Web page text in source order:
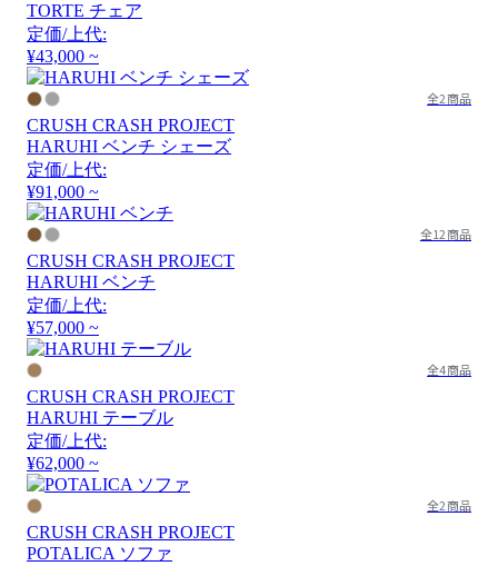
TORTE チェア
定価/上代:
¥43,000 ~
全2商品
CRUSH CRASH PROJECT
HARUHI ベンチ シェーズ
定価/上代:
¥91,000 ~
全12商品
CRUSH CRASH PROJECT
HARUHI ベンチ
定価/上代:
¥57,000 ~
全4商品
CRUSH CRASH PROJECT
HARUHI テーブル
定価/上代:
¥62,000 ~
全2商品
CRUSH CRASH PROJECT
POTALICA ソファ